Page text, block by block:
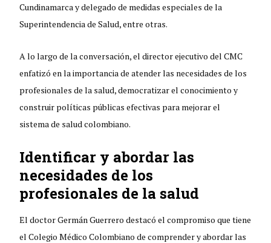
Cundinamarca y delegado de medidas especiales de la
Superintendencia de Salud, entre otras.
A lo largo de la conversación, el director ejecutivo del CMC
enfatizó en la importancia de atender las necesidades de los
profesionales de la salud, democratizar el conocimiento y
construir políticas públicas efectivas para mejorar el
sistema de salud colombiano.
Identificar y abordar las
necesidades de los
profesionales de la salud
El doctor Germán Guerrero destacó el compromiso que tiene
el Colegio Médico Colombiano de comprender y abordar las